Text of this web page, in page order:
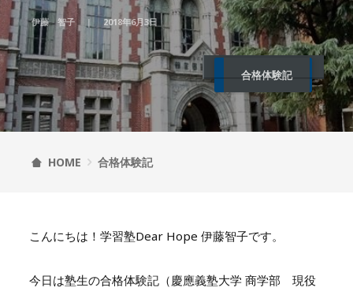
伊藤 智子 2018年6月3日
合格体験記
HOME 合格体験記
こんにちは！学習塾Dear Hope 伊藤智子です。
今日は塾生の合格体験記（慶應義塾大学 商学部 現役